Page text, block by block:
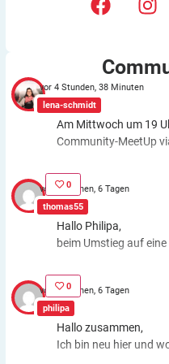
lena-schmidt
vor 4 Stunden, 38 Minuten
Am Mittwoch um 19
Community-MeetUp
anker.de/
community-meetup-
0
thomas55
vor 3 Wochen, 6 Tagen
Hallo Philipa,
beim Umstieg auf
ICT. Schätzfehler
Basalrate individuell
Morgenstunden mehr
körperlichen
für eine Zeit stoppen,
0
philipa
vor 3 Wochen, 6 Tagen
Hallo zusammen,
Ich bin neu hier und